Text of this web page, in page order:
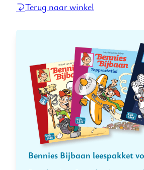
Terug naar winkel
Bennies Bijbaan leespakket